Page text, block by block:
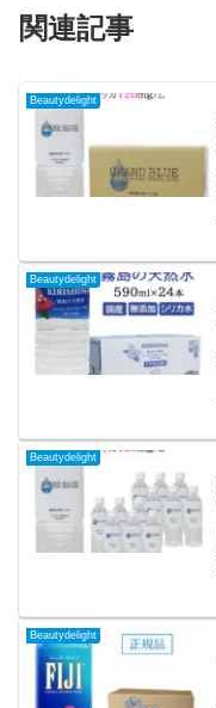
関連記事
Beautydelight
Beautydelight
Beautydelight
Beautydelight